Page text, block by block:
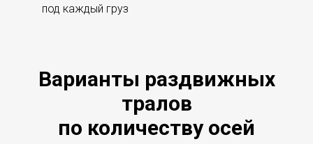
под каждый груз
Варианты раздвижных
тралов
по количеству осей